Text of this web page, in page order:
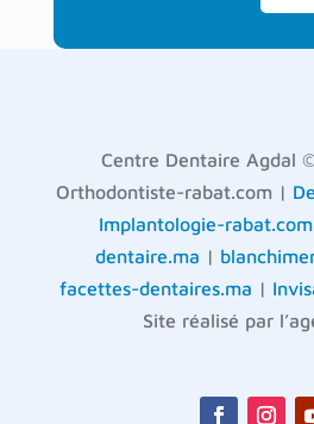
Centre Dentaire Agdal
Orthodontiste-rabat.com |
Implantologie-rabat.com
dentaire.ma |
facettes-dentaires.ma |
Site réalisé par